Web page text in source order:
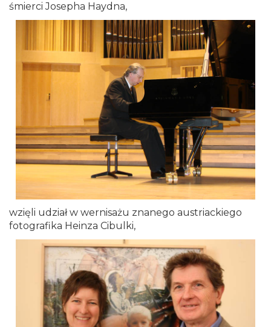
śmierci Josepha Haydna,
wzięli udział w wernisażu znanego austriackiego
fotografika Heinza Cibulki,